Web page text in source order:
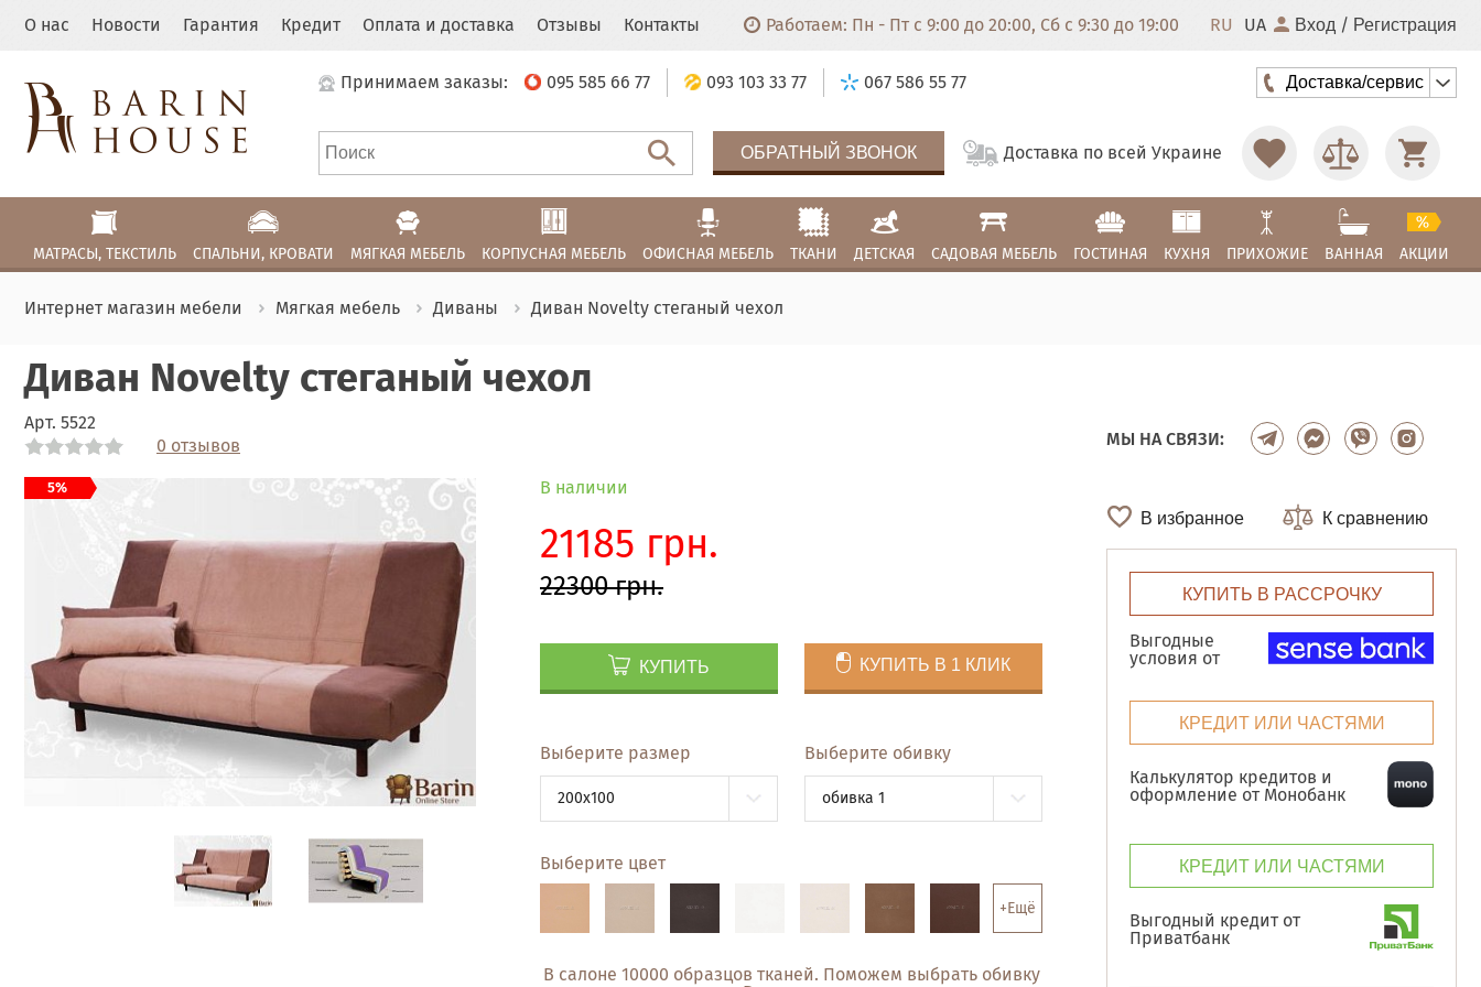
О нас Новости Гарантия Кредит Оплата и доставка Отзывы Контакты Работаем: Пн - Пт с 9:00 до 20:00, Сб с 9:30 до 19:00 RU UA Вход / Регистрация
Принимаем заказы: 095 585 66 77 093 103 33 77 067 586 55 77 Доставка/сервис
ОБРАТНЫЙ ЗВОНОК Доставка по всей Украине
МАТРАСЫ, ТЕКСТИЛЬ СПАЛЬНИ, КРОВАТИ МЯГКАЯ МЕБЕЛЬ КОРПУСНАЯ МЕБЕЛЬ ОФИСНАЯ МЕБЕЛЬ ТКАНИ ДЕТСКАЯ САДОВАЯ МЕБЕЛЬ ГОСТИНАЯ КУХНЯ ПРИХОЖИЕ ВАННАЯ АКЦИИ
Интернет магазин мебели Мягкая мебель Диваны Диван Novelty стеганый чехол
Диван Novelty стеганый чехол
Арт. 5522
0 отзывов
5%
Link
Link В наличии
21185 грн.
22300 грн.
КУПИТЬ КУПИТЬ В 1 КЛИК
Выберите размер
200x100
Выберите обивку
обивка 1
Выберите цвет
+Ещё
В салоне 10000 образцов тканей. Поможем выбрать обивку
МЫ НА СВЯЗИ:
В избранное К сравнению
КУПИТЬ В РАССРОЧКУ
Выгодные
условия от
КРЕДИТ ИЛИ ЧАСТЯМИ
Калькулятор кредитов и
оформление от Монобанк
КРЕДИТ ИЛИ ЧАСТЯМИ
Выгодный кредит от
Приватбанк